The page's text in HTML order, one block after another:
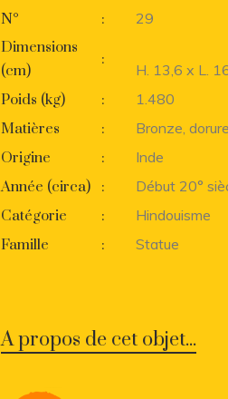
N° :
29
Dimensions
(cm)
:
H. 13,6 x L.
Poids (kg)
:
1.480
Matières
:
Bronze, dorure
Origine
:
Inde
Année (circa)
:
Début 20°
Catégorie
:
Hindouisme
Famille
: Statue
A propos de cet objet...